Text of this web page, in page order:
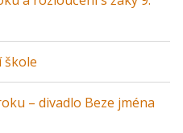
škole
– divadlo Beze jména